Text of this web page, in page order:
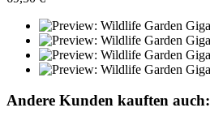
Andere Kunden kauften auch: